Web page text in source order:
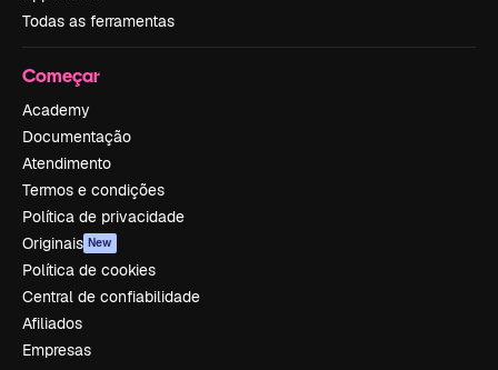
Todas as ferramentas
Começar
Academy
Documentação
Atendimento
Termos e condições
Política de privacidade
Originais New
Política de cookies
Central de confiabilidade
Afiliados
Empresas